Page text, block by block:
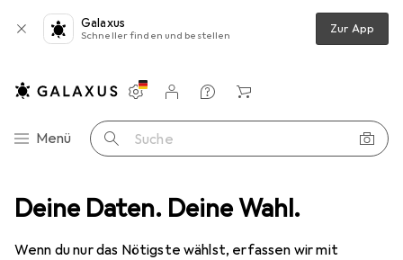
Deine Daten. Deine Wahl.
Wenn du nur das Nötigste wählst, erfassen wir mit
Galaxus
Schneller finden und bestellen Zur App
Navigation nach Kategorien
Menü Suche
Einstellungen
Kundenkonto
Vergleichslisten
Merklisten
Warenkorb
Smartphone Schutzfolie Dipos Displayschutzfolie Antireflex